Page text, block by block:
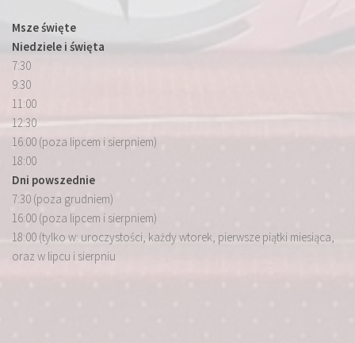
Msze święte
Niedziele i święta
7:30
9:30
11:00
12:30
16:00 (poza lipcem i sierpniem)
18:00
Dni powszednie
7:30 (poza grudniem)
16:00 (poza lipcem i sierpniem)
18:00 (tylko w: uroczystości, każdy wtorek, pierwsze piątki miesiąca,
oraz w lipcu i sierpniu